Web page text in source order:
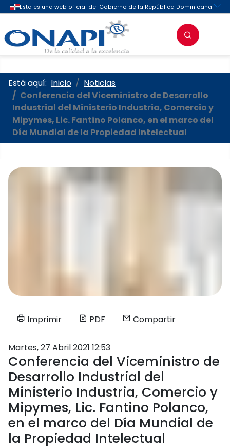
Oficina Nacional de la
Está aquí: Inicio
Noticias
Conferencia del Viceministro de Desarrollo
Industrial del Ministerio Industria, Comercio y
Mipymes, Lic. Fantino Polanco, en el marco del
Día Mundial de la Propiedad Intelectual
Imprimir PDF Compartir
Martes, 27 Abril 2021 12:53
Conferencia del Viceministro de
Desarrollo Industrial del
Ministerio Industria, Comercio y
Mipymes, Lic. Fantino Polanco,
en el marco del Día Mundial de
la Propiedad Intelectual